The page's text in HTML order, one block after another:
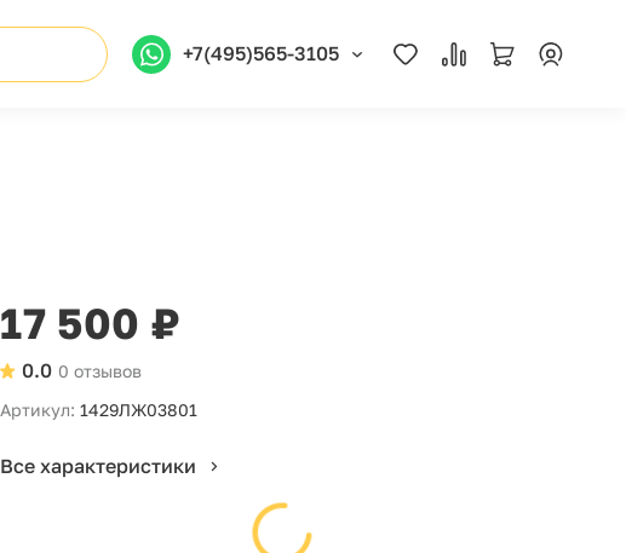
+7(495)565-3105
17 500 ₽
0 отзывов
0.0
Артикул: 1429ЛЖ03801
Все характеристики